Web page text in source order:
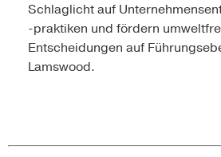
Schlaglicht auf
-praktiken und fördern
Entscheidungen auf
Lamswood.